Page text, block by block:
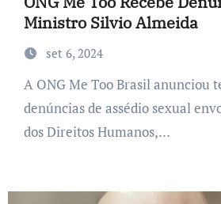
Ministro Silvio Almeida
set 6, 2024
A ONG Me Too Brasil anunciou ter recebido
denúncias de assédio sexual
dos Direitos Humanos,…